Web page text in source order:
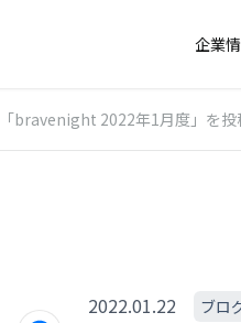
企業
bravenight 2022年1月度」を投
2022.01.22 ブロ